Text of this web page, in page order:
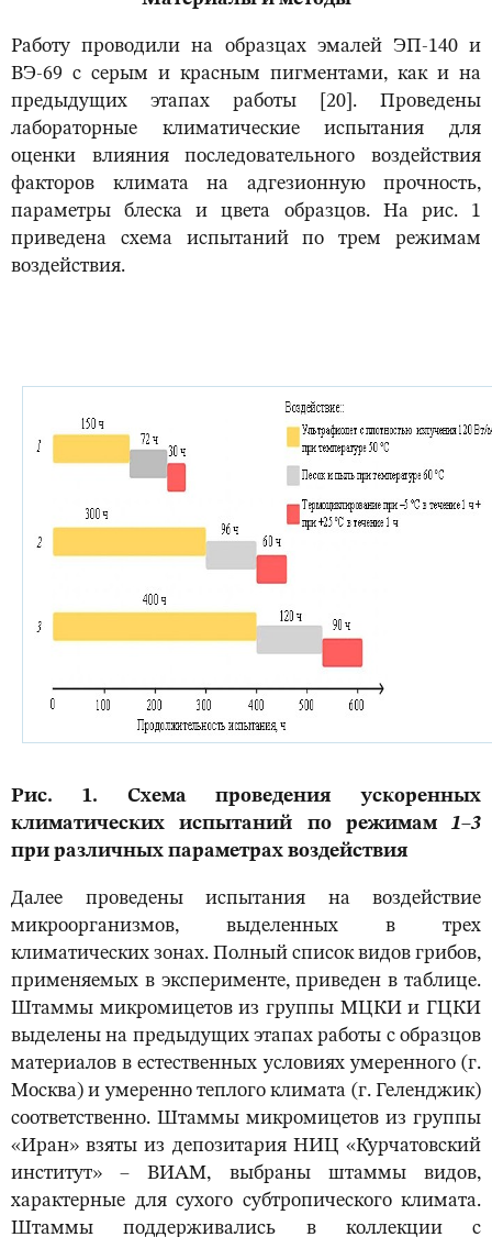
Работу проводили на образцах эмалей ЭП-140 и
ВЭ-69 с серым и красным пигментами, как и на
предыдущих этапах работы [20]. Проведены
лабораторные климатические испытания для
оценки влияния последовательного воздействия
факторов климата на адгезионную прочность,
параметры блеска и цвета образцов. На рис. 1
приведена схема испытаний по трем режимам
воздействия.
Рис. 1. Схема проведения ускоренных
климатических испытаний по режимам 1‒3
при различных параметрах воздействия
Далее проведены испытания на воздействие
микроорганизмов, выделенных в трех
климатических зонах. Полный список видов грибов,
применяемых в эксперименте, приведен в таблице.
Штаммы микромицетов из группы МЦКИ и ГЦКИ
выделены на предыдущих этапах работы с образцов
материалов в естественных условиях умеренного (г.
Москва) и умеренно теплого климата (г. Геленджик)
соответственно. Штаммы микромицетов из группы
«Иран» взяты из депозитария НИЦ «Курчатовский
институт» ‒ ВИАМ, выбраны штаммы видов,
характерные для сухого субтропического климата.
Штаммы поддерживались в коллекции с